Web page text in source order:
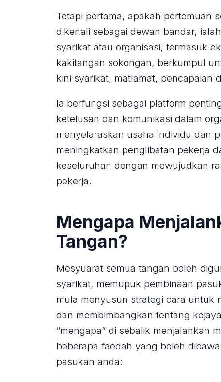
Tetapi pertama, apakah pertemuan
dikenali sebagai dewan bandar,
syarikat atau organisasi, termasuk
kakitangan sokongan, berkumpul
kini syarikat, matlamat, pencapaian
Ia berfungsi sebagai platform
ketelusan dan komunikasi dalam
menyelaraskan usaha individu dan
meningkatkan penglibatan pekerja
keseluruhan dengan mewujudkan
pekerja.
Mengapa
Tangan?
Mesyuarat semua tangan boleh
syarikat, memupuk pembinaan
mula menyusun strategi cara untuk
dan membimbangkan tentang
“mengapa” di sebalik menjalankan
beberapa faedah yang boleh
pasukan anda: